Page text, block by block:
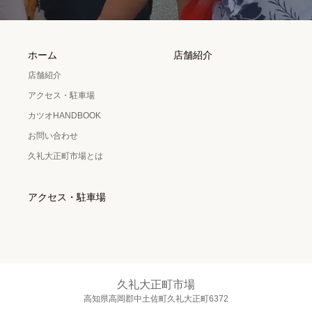
ホーム
店舗紹介
アクセス・駐車場
カツオHANDBOOK
お問い合わせ
久礼大正町市場とは
店舗紹介
アクセス・駐車場
久礼大正町市場
高知県高岡郡中土佐町久礼大正町6372